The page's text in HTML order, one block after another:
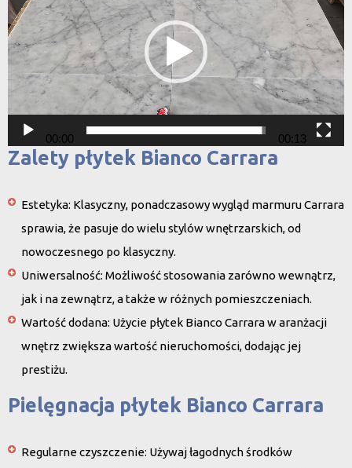
00:00 00:13
Zalety płytek Bianco Carrara
Estetyka: Klasyczny, ponadczasowy wygląd marmuru Carrara
sprawia, że pasuje do wielu stylów wnętrzarskich, od
nowoczesnego po klasyczny.
Uniwersalność: Możliwość stosowania zarówno wewnątrz,
jak i na zewnątrz, a także w różnych pomieszczeniach.
Wartość dodana: Użycie płytek Bianco Carrara w aranżacji
wnętrz zwiększa wartość nieruchomości, dodając jej
prestiżu.
Pielęgnacja płytek Bianco Carrara
Regularne czyszczenie: Używaj łagodnych środków